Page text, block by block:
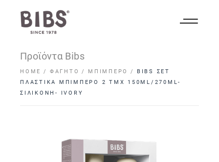
Προϊόντα Bibs
HOME ΦΑΓΗΤΌ ΜΠΙΜΠΕΡΌ
BIBS ΣΕΤ
ΠΛΑΣΤΙΚΑ ΜΠΙΜΠΕΡΟ 2 ΤΜΧ 150ML/270ML-
ΣΙΛΙΚΟΝΗ- IVORY